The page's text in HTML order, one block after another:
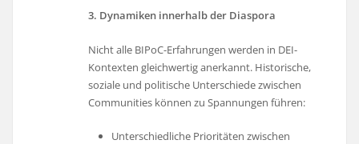
3. Dynamiken innerhalb der Diaspora
Nicht alle BIPoC-Erfahrungen werden in DEI-
Kontexten gleichwertig anerkannt. Historische,
soziale und politische Unterschiede zwischen
Communities können zu Spannungen führen:
Unterschiedliche Prioritäten zwischen